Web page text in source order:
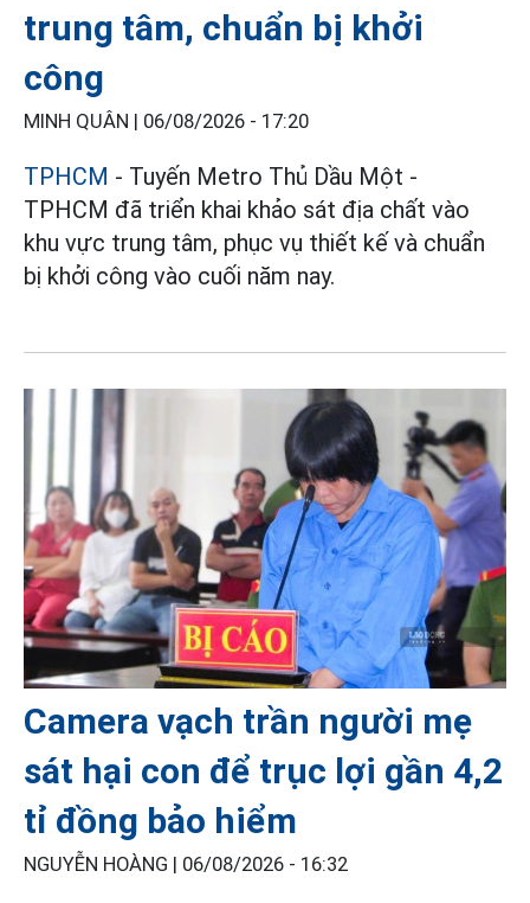
trung tâm, chuẩn bị khởi
công
MINH QUÂN | 06/08/2026 - 17:20
TPHCM - Tuyến Metro Thủ Dầu Một -
TPHCM đã triển khai khảo sát địa chất vào
khu vực trung tâm, phục vụ thiết kế và chuẩn
bị khởi công vào cuối năm nay.
Camera vạch trần người mẹ
sát hại con để trục lợi gần 4,2
tỉ đồng bảo hiểm
NGUYỄN HOÀNG | 06/08/2026 - 16:32